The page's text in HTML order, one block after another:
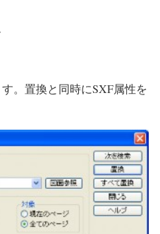
。置換と同時にSXF属性を